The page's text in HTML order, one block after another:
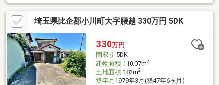
埼玉県比企郡小川町大字腰越 330万円 5DK
330万円
間取り 5DK
建物面積110.07m2
土地面積182m2
築年月 1979年3月(築47年6ヶ月)